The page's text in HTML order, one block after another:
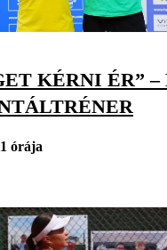
KÉRNI ÉR” –
órája